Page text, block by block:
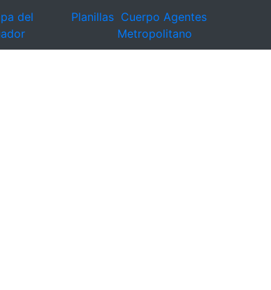
del
Planillas Cuerpo Agentes
Metropolitano